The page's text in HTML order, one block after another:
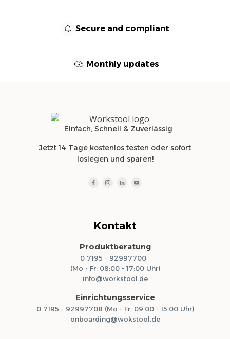
Secure and compliant
Monthly updates
Einfach, Schnell & Zuverlässig
Jetzt 14 Tage kostenlos testen oder sofort
loslegen und sparen!
Kontakt
Produktberatung
0 7195 - 92997700
(Mo - Fr: 08:00 - 17:00 Uhr)
info@workstool.de
Einrichtungsservice
0 7195 - 92997708 (Mo - Fr: 09:00 - 15:00 Uhr)
onboarding@wokstool.de